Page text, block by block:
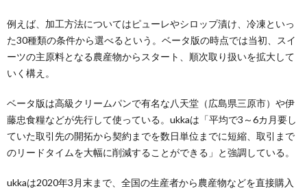
例えば、加工方法についてはピューレやシロップ漬け、冷凍といっ
た30種類の条件から選べるという。ベータ版の時点では当初、スイ
ーツの主原料となる農産物からスタート、順次取り扱いを拡大して
いく構え。
ベータ版は高級クリームパンで有名な八天堂（広島県三原市）や伊
藤忠食糧などが先行して使っている。ukkaは「平均で3～6カ月要し
ていた取引先の開拓から契約までを数日単位までに短縮、取引まで
のリードタイムを大幅に削減することができる」と強調している。
ukkaは2020年3月末まで、全国の生産者から農産物などを直接購入